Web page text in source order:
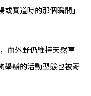
賽道時的那個瞬間」
而外野仍維持天然草
舉辦的活動型態也被寄